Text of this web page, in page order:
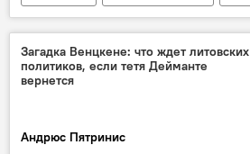
загрязнение моря
Загадка Венцкене: что ждет литовских
политиков, если тетя Дейманте
вернется
Андрюс Пятринис